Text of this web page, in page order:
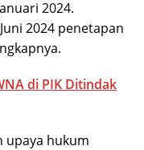
2024.
2024 penetapan
di PIK Ditindak
upaya hukum